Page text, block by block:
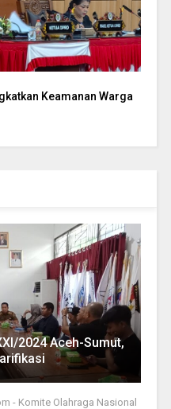
Keamanan Warga
2024 Aceh-Sumut,
- Komite Olahraga Nasional